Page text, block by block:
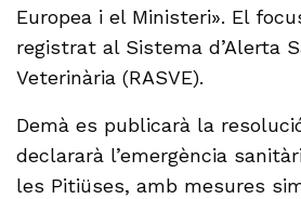
Europea i el Ministeri». El
registrat al Sistema d’Alerta
Veterinària (RASVE).
Demà es publicarà la
declararà l’emergència
les Pitiüses, amb mesures